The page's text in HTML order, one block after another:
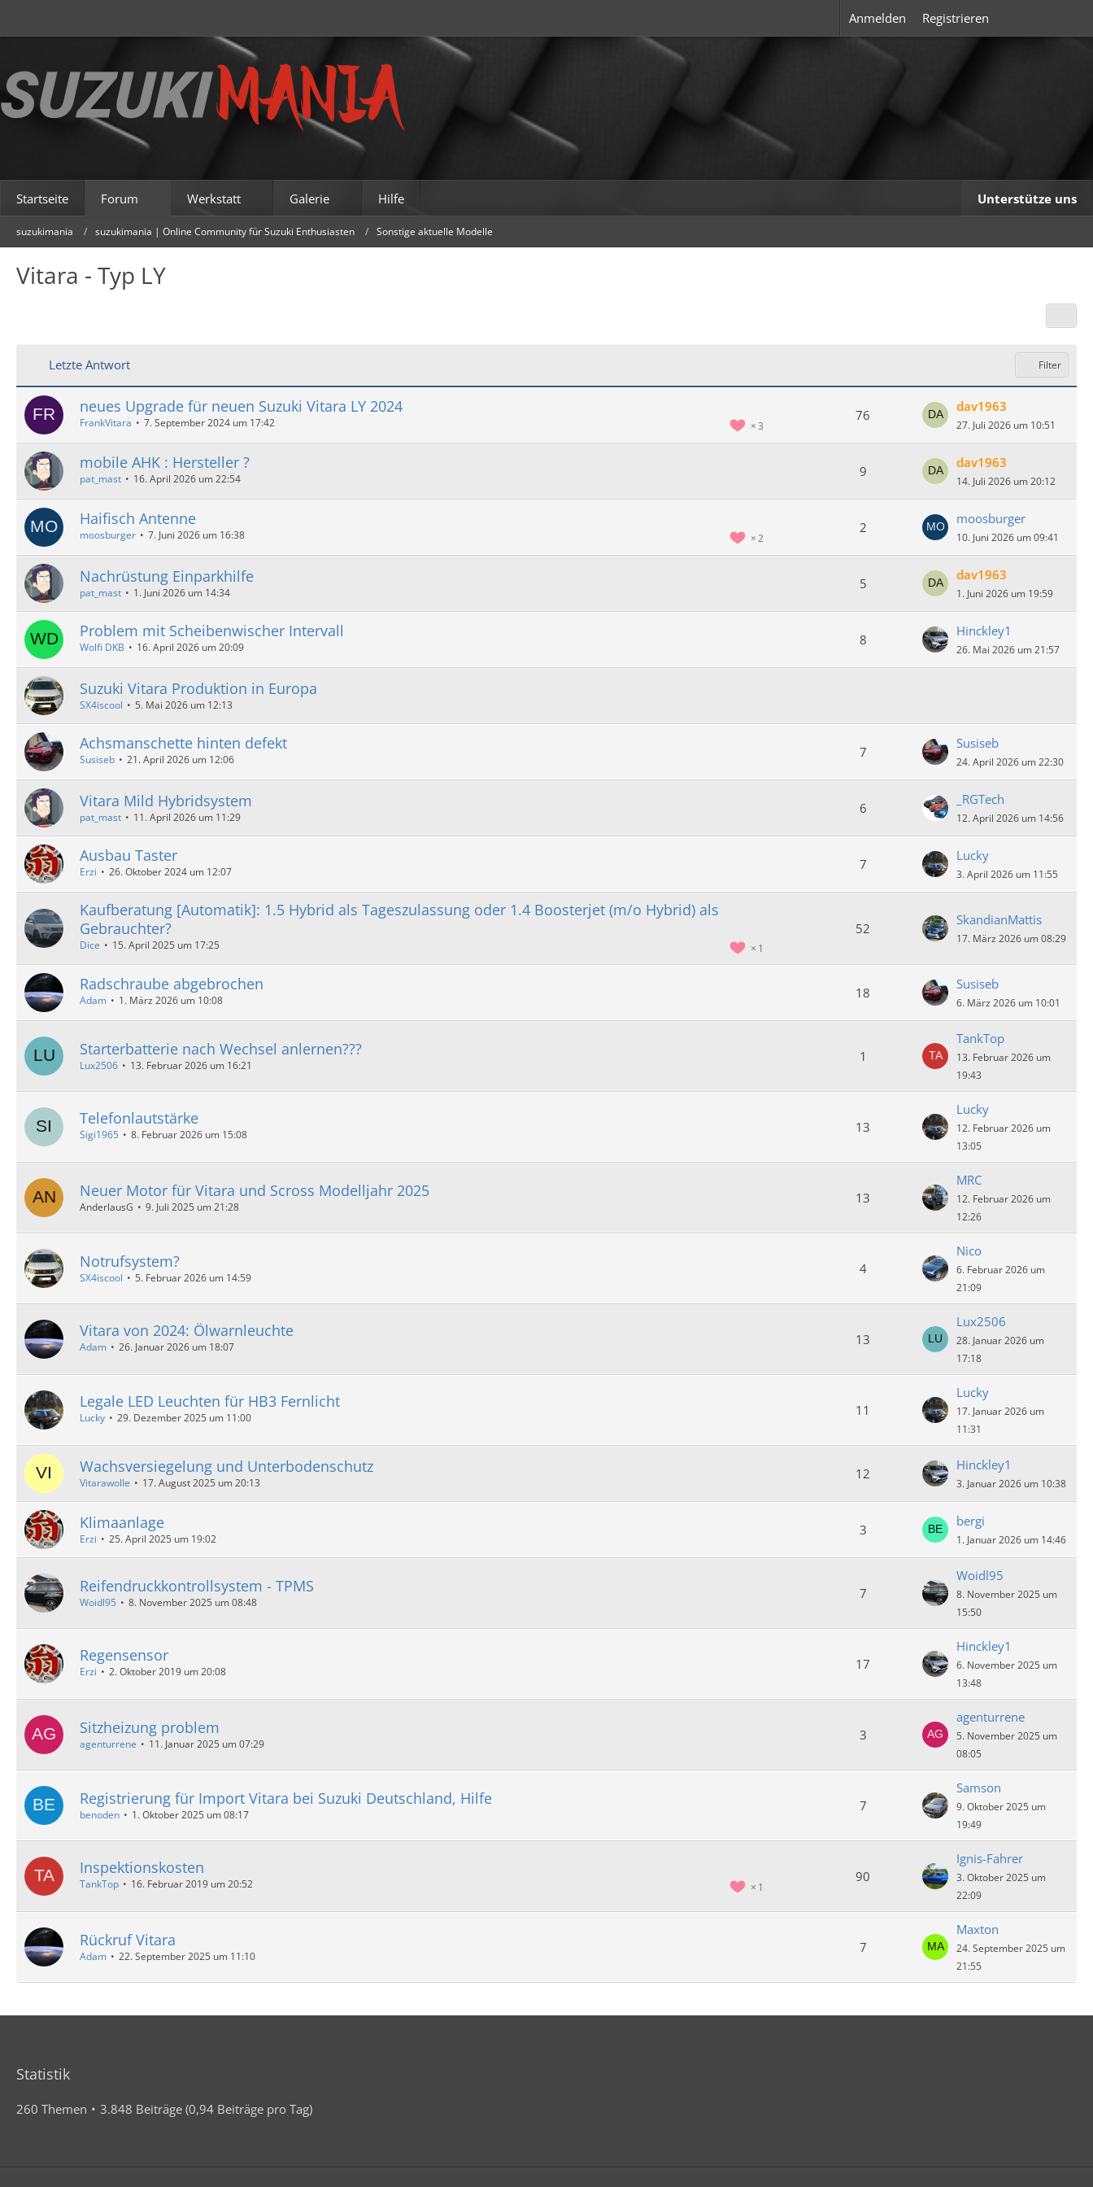
Anmelden Registrieren
Startseite Forum Werkstatt Galerie Hilfe Unterstütze uns
suzukimania suzukimania | Online Community für Suzuki Enthusiasten Sonstige aktuelle Modelle
Vitara - Typ LY
Letzte Antwort Filter
neues Upgrade für neuen Suzuki Vitara LY 2024
3
FrankVitara 7. September 2024 um 17:42 76
dav1963
27. Juli 2026 um 10:51
mobile AHK : Hersteller ?
pat_mast 16. April 2026 um 22:54 9
dav1963
14. Juli 2026 um 20:12
Haifisch Antenne
2
moosburger 7. Juni 2026 um 16:38 2
moosburger
10. Juni 2026 um 09:41
Nachrüstung Einparkhilfe
pat_mast 1. Juni 2026 um 14:34
5
dav1963
1. Juni 2026 um 19:59
Problem mit Scheibenwischer Intervall
Wolfi DKB 16. April 2026 um 20:09 8
Hinckley1
26. Mai 2026 um 21:57
Suzuki Vitara Produktion in Europa
SX4iscool 5. Mai 2026 um 12:13
Achsmanschette hinten defekt
Susiseb 21. April 2026 um 12:06 7
Susiseb
24. April 2026 um 22:30
Vitara Mild Hybridsystem
pat_mast 11. April 2026 um 11:29
6
_RGTech
12. April 2026 um 14:56
Ausbau Taster
Erzi 26. Oktober 2024 um 12:07 7
Lucky
3. April 2026 um 11:55
Kaufberatung [Automatik]: 1.5 Hybrid als Tageszulassung oder 1.4 Boosterjet (m/o Hybrid) als
Gebrauchter?
1
Dice 15. April 2025 um 17:25
52
SkandianMattis
17. März 2026 um 08:29
Radschraube abgebrochen
Adam 1. März 2026 um 10:08 18
Susiseb
6. März 2026 um 10:01
Starterbatterie nach Wechsel anlernen???
Lux2506 13. Februar 2026 um 16:21
1
TankTop
13. Februar 2026 um
19:43
Telefonlautstärke
Sigi1965 8. Februar 2026 um 15:08 13
Lucky
12. Februar 2026 um
13:05
Neuer Motor für Vitara und Scross Modelljahr 2025
AnderlausG 9. Juli 2025 um 21:28
13
MRC
12. Februar 2026 um
12:26
Notrufsystem?
SX4iscool 5. Februar 2026 um 14:59
4
Nico
6. Februar 2026 um
21:09
Vitara von 2024: Ölwarnleuchte
Adam 26. Januar 2026 um 18:07 13
Lux2506
28. Januar 2026 um
17:18
Legale LED Leuchten für HB3 Fernlicht
Lucky 29. Dezember 2025 um 11:00 11
Lucky
17. Januar 2026 um
11:31
Wachsversiegelung und Unterbodenschutz
Vitarawolle 17. August 2025 um 20:13
12
Hinckley1
3. Januar 2026 um 10:38
Klimaanlage
Erzi 25. April 2025 um 19:02
3
bergi
1. Januar 2026 um 14:46
Reifendruckkontrollsystem - TPMS
Woidl95 8. November 2025 um 08:48
7
Woidl95
8. November 2025 um
15:50
Regensensor
Erzi 2. Oktober 2019 um 20:08 17
Hinckley1
6. November 2025 um
13:48
Sitzheizung problem
agenturrene 11. Januar 2025 um 07:29
3
agenturrene
5. November 2025 um
08:05
Registrierung für Import Vitara bei Suzuki Deutschland, Hilfe
benoden 1. Oktober 2025 um 08:17
7
Samson
9. Oktober 2025 um
19:49
Inspektionskosten
1
TankTop 16. Februar 2019 um 20:52 90
Ignis-Fahrer
3. Oktober 2025 um
22:09
Rückruf Vitara
Adam 22. September 2025 um 11:10
7
Maxton
24. September 2025 um
21:55
Statistik
260 Themen 3.848 Beiträge (0,94 Beiträge pro Tag)